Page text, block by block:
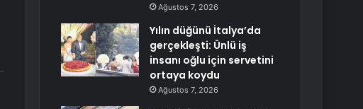
Ağustos 7, 2026
Yılın düğünü İtalya’da
gerçekleşti: Ünlü iş
insanı oğlu için servetini
ortaya koydu
Ağustos 7, 2026